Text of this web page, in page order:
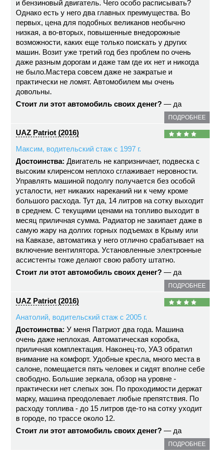
и бензиновый двигатель. Чего особо расписывать?
Однако есть у него два главных преимущества. Во
первых, цена для подобных великанов необычно
низкая, а во-вторых, повышенные внедорожные
возможности, каких еще только поискать у других
машин. Возит уже третий год без проблем по очень
даже разным дорогам и даже там где их нет и никогда
не было.Мастера совсем даже не зажратые и
практически не ломят. Автомобилем мы очень
довольны.
Стоит ли этот автомобиль своих денег? — да
ПОДРОБНЕЕ
UAZ Patriot (2016)
Максим, водительский стаж с 1997 г.
Достоинства: Двигатель не капризничает, подвеска с
высоким клиренсом неплохо сглаживает неровности.
Управлять машиной подолгу получается без особой
усталости, нет никаких нареканий ни к чему кроме
большого расхода. Тут да, 14 литров на сотку выходит
в среднем. С текущими ценами на топливо выходит в
месяц приличная сумма. Радиатор не закипает даже в
самую жару на долгих горных подъемах в Крыму или
на Кавказе, автоматика у него отлично срабатывает на
включение вентилятора. Установленные электронные
ассистенты тоже делают свою работу штатно.
Стоит ли этот автомобиль своих денег? — да
ПОДРОБНЕЕ
UAZ Patriot (2016)
Анатолий, водительский стаж с 2005 г.
Достоинства: У меня Патриот два года. Машина
очень даже неплохая. Автоматическая коробка,
приличная комплектация. Наконец-то, УАЗ обратил
внимание на комфорт. Удобные кресла, много места в
салоне, помещается пять человек и сидят вполне себе
свободно. Большие зеркала, обзор на уровне -
практически нет слепых зон. По проходимости держат
марку, машина преодолевает любые препятствия. По
расходу топлива - до 15 литров где-то на сотку уходит
в городе, по трассе около 12.
Стоит ли этот автомобиль своих денег? — да
ПОДРОБНЕЕ